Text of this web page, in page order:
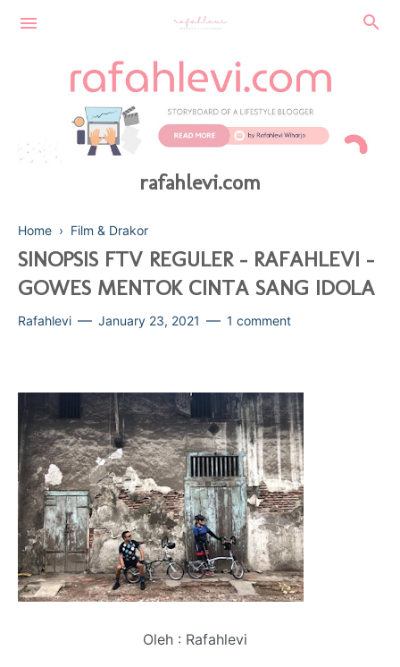
FINANCE
SUSTAINABLE
BEAUTY
rafahlevi.com
Home › Film & Drakor
SINOPSIS FTV REGULER - RAFAHLEVI -
GOWES MENTOK CINTA SANG IDOLA
Rafahlevi January 23, 2021 1 comment
Oleh : Rafahlevi